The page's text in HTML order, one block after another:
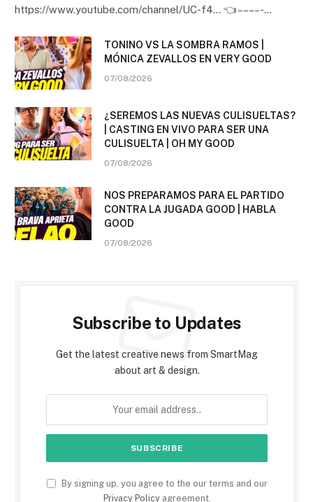
https://www.youtube.com/channel/UC-f4… 👈 – – – – -…
TONINO VS LA SOMBRA RAMOS |
MÓNICA ZEVALLOS EN VERY GOOD
07/08/2026
¿SEREMOS LAS NUEVAS CULISUELTAS?
| CASTING EN VIVO PARA SER UNA
CULISUELTA | OH MY GOOD
07/08/2026
NOS PREPARAMOS PARA EL PARTIDO
CONTRA LA JUGADA GOOD | HABLA
GOOD
07/08/2026
Subscribe to Updates
Get the latest creative news from SmartMag
about art & design.
By signing up, you agree to the our terms and our
Privacy Policyagreement.